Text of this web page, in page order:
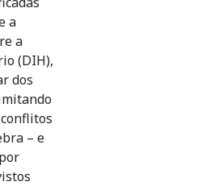
a
a
(DIH),
dos
– e